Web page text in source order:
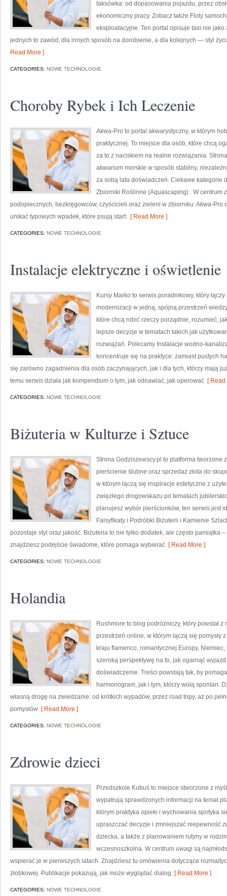
taksówka: od dopasowania pojazdu, przez
ekonomiczny pracy. Zobacz także Floty
eksploatacyjne. Ten portal opisuje taxi nie jako
jednych to zawód, dla innych sposób na dorobienie, a dla kolejnych — styl
Read More ]
CATEGORIES: NOWE TECHNOLOGIE
Choroby Rybek i Ich Leczenie
Akwa-Pro to portal akwarystyczny, w którym
praktycznej. To miejsce dla osób, które chcą
za to z naciskiem na realne rozwiązania.
akwarium morskie w sposób stabilny,
za sobą lata doświadczeń. Ciekawe kategorie
Zbiorniki Roślinne (Aquascaping) . W centrum
podopiecznych, bezkręgowców, czyścicieli oraz zieleni w zbiorniku. Akwa-Pro
unikać typowych wpadek, które psują start: [ Read More ]
CATEGORIES: NOWE TECHNOLOGIE
Instalacje elektryczne i oświetlenie
Kursy Marko to serwis poradnikowy, który
modernizacji w jedną, spójną przestrzeń
które chcą robić rzeczy porządnie, rozumieć,
lepsze decyzje w tematach takich jak
rozwiązań. Polecamy Instalacje wodno-
koncentruje się na praktyce: zamiast pustych
się zarówno zagadnienia dla osób zaczynających, jak i dla tych, którzy mają
temu serwis działa jak kompendium o tym, jak odnawiać, jak operować [ Read
CATEGORIES: NOWE TECHNOLOGIE
Biżuteria w Kulturze i Sztuce
Strona Godziszewscy.pl to platforma tworzone
pierścienie ślubne oraz sprzedaż złota do
w którym łączą się inspiracje estetyczne z
zwięzłego drogowskazu po tematach
planujesz wybór pierścionków, ten serwis jest
Falsyfikaty i Podróbki Biżuterii i Kamienie
pozostaje styl oraz jakość. Biżuteria to nie tylko dodatek, ale często pamiątka
znajdziesz podejście świadome, które pomaga wybierać [ Read More ]
CATEGORIES: NOWE TECHNOLOGIE
Holandia
Rushmore to blog podróżniczy, który powstał
przestrzeń online, w którym łączą się
kraju flamenco, romantycznej Europy,
szeroką perspektywę na to, jak ogarnąć
doświadczenie. Treści powstają tak, by
harmonogram, jak i tym, którzy wolą spontan.
własną drogę na zwiedzanie: od krótkich wypadów, przez road tripy, aż po
pomysłów [ Read More ]
CATEGORIES: NOWE TECHNOLOGIE
Zdrowie dzieci
Przedszkole Kubuś to miejsce stworzone z
wypatrują sprawdzonych informacji na temat
którym praktyka opieki i wychowania spotyka
upraszczać decyzje i zmniejszać niepewność
dziecka, a także z planowaniem rutyny w
wczesnoszkolna. W centrum uwagi są
wspierać je w pierwszych latach. Znajdziesz tu omówienia dotyczące
żłobkowej. Publikacje pokazują, jak może wyglądać dialog [ Read More ]
CATEGORIES: NOWE TECHNOLOGIE